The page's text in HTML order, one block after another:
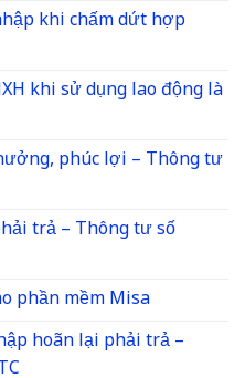
khi chấm dứt hợp
khi sử dụng lao động là
phúc lợi – Thông tư
trả – Thông tư số
phần mềm Misa
hoãn lại phải trả –